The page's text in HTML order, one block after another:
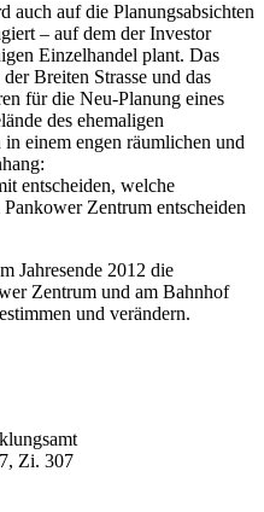
auch auf die Planungsabsichten
– auf dem der Investor
Einzelhandel plant. Das
Breiten Strasse und das
für die Neu-Planung eines
des ehemaligen
einem engen räumlichen und
entscheiden, welche
Zentrum entscheiden
Jahresende 2012 die
Zentrum und am Bahnhof
und verändern.
Zi. 307